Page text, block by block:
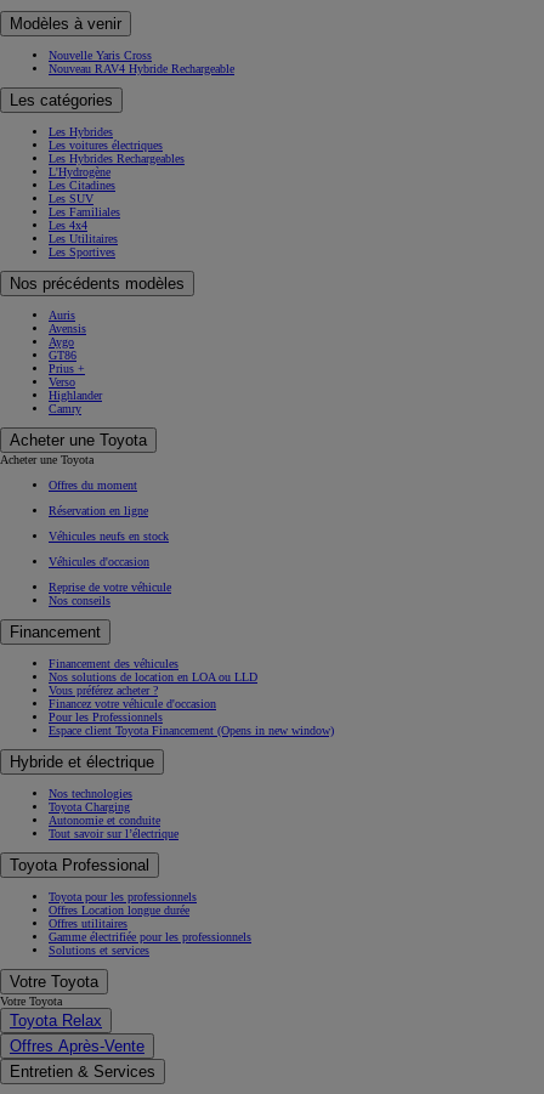
Modèles à venir
Nouvelle Yaris Cross
Nouveau RAV4 Hybride Rechargeable
Les catégories
Les Hybrides
Les voitures électriques
Les Hybrides Rechargeables
L'Hydrogène
Les Citadines
Les SUV
Les Familiales
Les 4x4
Les Utilitaires
Les Sportives
Nos précédents modèles
Auris
Avensis
Aygo
GT86
Prius +
Verso
Highlander
Camry
Acheter une Toyota
Acheter une Toyota
Offres du moment
Réservation en ligne
Véhicules neufs en stock
Véhicules d'occasion
Reprise de votre véhicule
Nos conseils
Financement
Financement des véhicules
Nos solutions de location en LOA ou LLD
Vous préférez acheter ?
Financez votre véhicule d'occasion
Pour les Professionnels
Espace client Toyota Financement (Opens in new window)
Hybride et électrique
Nos technologies
Toyota Charging
Autonomie et conduite
Tout savoir sur l’électrique
Toyota Professional
Toyota pour les professionnels
Offres Location longue durée
Offres utilitaires
Gamme électrifiée pour les professionnels
Solutions et services
Votre Toyota
Votre Toyota
Toyota Relax
Offres Après-Vente
Entretien & Services